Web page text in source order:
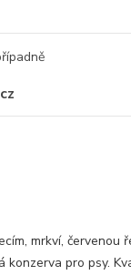
mrkví, červenou
konzerva pro psy.